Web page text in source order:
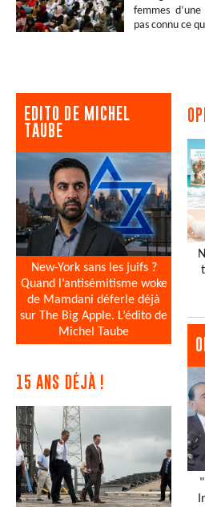
femmes
pas connu ce
EDITO DE MICHEL
TAUBE
New-York sans les juifs ?
Quand l’antisémitisme woke
de Mamdani déferle déjà
sur The Big Apple. L’édito de
Michel Taube
15 ANS DÉJÀ !